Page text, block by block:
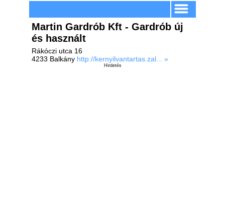
Martin Gardrób Kft - Gardrób új
és használt
Rákóczi utca 16
4233 Balkány http://kernyilvantartas.zal... »
Hirdetés